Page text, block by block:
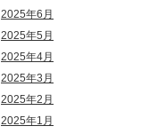
2025年6月
2025年5月
2025年4月
2025年3月
2025年2月
2025年1月